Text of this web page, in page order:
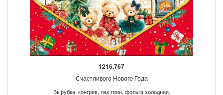
1216.767
Счастливого Нового Года
Вырубка, конгрев, лак твин, фольга холодная.